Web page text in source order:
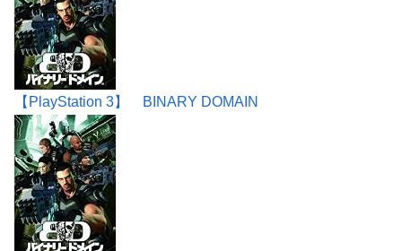
【PlayStation 3】 BINARY DOMAIN